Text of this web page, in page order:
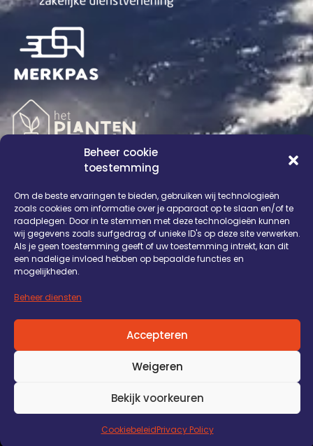
Beheer cookie
toestemming
Om de beste ervaringen te bieden, gebruiken wij technologieën
zoals cookies om informatie over je apparaat op te slaan en/of te
raadplegen. Door in te stemmen met deze technologieën kunnen
wij gegevens zoals surfgedrag of unieke ID's op deze site verwerken.
Als je geen toestemming geeft of uw toestemming intrekt, kan dit
een nadelige invloed hebben op bepaalde functies en
mogelijkheden.
Beheer diensten
Accepteren
Weigeren
Bekijk voorkeuren
CookiebeleidPrivacy Policy
OVER ONSDIENSTENWERKWIJZEBLOGONS WERK
REFERENTIESCONTACT
powered byMediafit&Oktavium
Algemene VoorwaardenDisclaimer en privacy policy
Cookiebeleid EU